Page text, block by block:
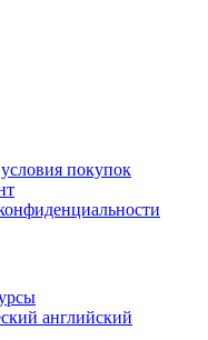
покупок
английский